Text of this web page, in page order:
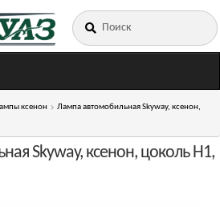
Искать:
ксенон
Лампа автомобильная Skyway, ксенон,
Skyway, ксенон, цоколь H1,